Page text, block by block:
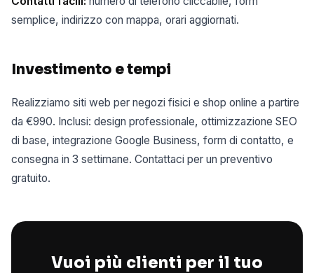
semplice, indirizzo con mappa, orari aggiornati.
Investimento e tempi
Realizziamo siti web per negozi fisici e shop online a partire
da €990. Inclusi: design professionale, ottimizzazione SEO
di base, integrazione Google Business, form di contatto, e
consegna in 3 settimane. Contattaci per un preventivo
gratuito.
Vuoi più clienti per il tuo